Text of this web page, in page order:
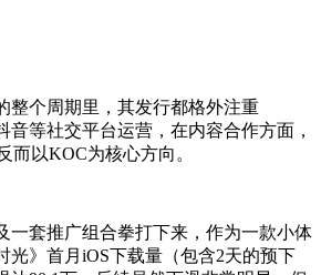
整个周期里，其发行都格外注重
音等社交平台运营，在内容合作方面，
而以KOC为核心方向。
一套推广组合拳打下来，作为一款小体
光》首月iOS下载量（包含2天的预下